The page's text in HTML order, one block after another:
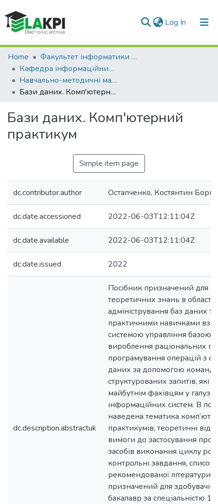
Log In (current)
Communities & Collections
All of DSpace
Home
Факультет інформатики та обчислювальної техніки (ФІОТ)
Кафедра інформаційних систем та технологій (ІСТ)
Навчально-методичні матеріали (ІСТ)
Бази даних. Комп'ютерний практикум
Бази даних. Комп'ютерний
практикум
Simple item page
dc.contributor.author Остапченко, Костянтин
dc.date.accessioned 2022-06-03T12:11:04Z
dc.date.available 2022-06-03T12:11:04Z
dc.date.issued 2022
dc.description.abstractuk
Посібник призначений для
теоретичних знань в області
адміністрування баз даних
практичними навичками
системою управління базою
вироблення раціональних
програмування операцій з
даних за допомогою команд
структурованих запитів, які
майбутнім фахівцям у галузі
інформаційних систем. В
наведена тематика
практикумів, теоретичні
вимоги до застосування
засобів виконання циклу
контрольні завдання, список
рекомендованої літератури.
призначений для здобувачів
бакалавр за спеціальністю